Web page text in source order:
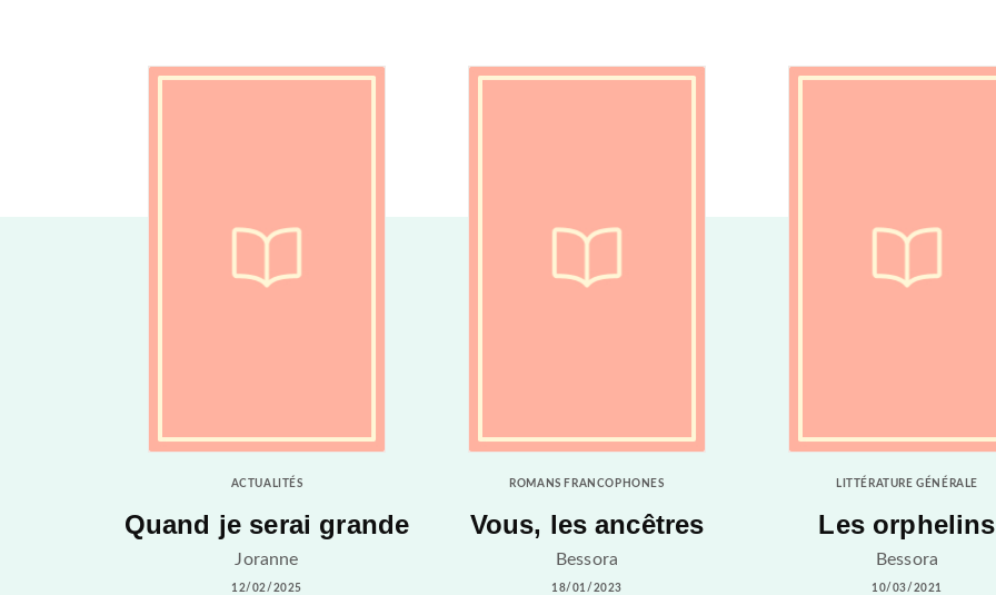
ACTUALITÉS
Quand je serai grande
Joranne
12/02/2025
ROMANS FRANCOPHONES
Vous, les ancêtres
Bessora
18/01/2023
LITTÉRATURE GÉNÉRALE
Les orphelins
Bessora
10/03/2021